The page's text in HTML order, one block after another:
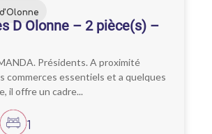
D Olonne – 2 pièce(s) –
Présidents. A proximité
commerces essentiels et a quelques
il offre un cadre...
1